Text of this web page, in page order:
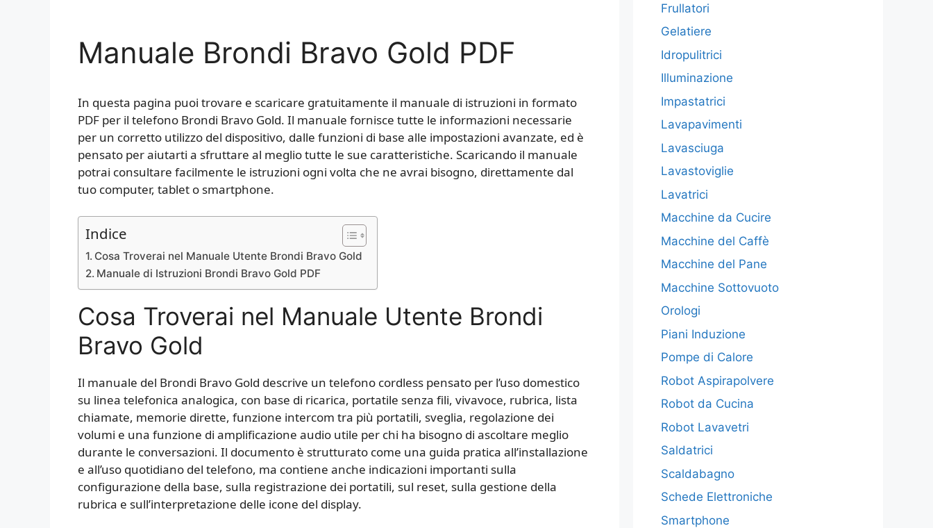
Manuale Brondi Bravo Gold PDF
In questa pagina puoi trovare e scaricare gratuitamente il manuale di istruzioni in formato
PDF per il telefono Brondi Bravo Gold. Il manuale fornisce tutte le informazioni necessarie
per un corretto utilizzo del dispositivo, dalle funzioni di base alle impostazioni avanzate, ed è
pensato per aiutarti a sfruttare al meglio tutte le sue caratteristiche. Scaricando il manuale
potrai consultare facilmente le istruzioni ogni volta che ne avrai bisogno, direttamente dal
tuo computer, tablet o smartphone.
Indice
Cosa Troverai nel Manuale Utente Brondi Bravo Gold
Manuale di Istruzioni Brondi Bravo Gold PDF
Cosa Troverai nel Manuale Utente Brondi
Bravo Gold
Il manuale del Brondi Bravo Gold descrive un telefono cordless pensato per l’uso domestico
su linea telefonica analogica, con base di ricarica, portatile senza fili, vivavoce, rubrica, lista
chiamate, memorie dirette, funzione intercom tra più portatili, sveglia, regolazione dei
volumi e una funzione di amplificazione audio utile per chi ha bisogno di ascoltare meglio
durante le conversazioni. Il documento è strutturato come una guida pratica all’installazione
e all’uso quotidiano del telefono, ma contiene anche indicazioni importanti sulla
configurazione della base, sulla registrazione dei portatili, sul reset, sulla gestione della
rubrica e sull’interpretazione delle icone del display.
Frullatori
Gelatiere
Idropulitrici
Illuminazione
Impastatrici
Lavapavimenti
Lavasciuga
Lavastoviglie
Lavatrici
Macchine da Cucire
Macchine del Caffè
Macchine del Pane
Macchine Sottovuoto
Orologi
Piani Induzione
Pompe di Calore
Robot Aspirapolvere
Robot da Cucina
Robot Lavavetri
Saldatrici
Scaldabagno
Schede Elettroniche
Smartphone